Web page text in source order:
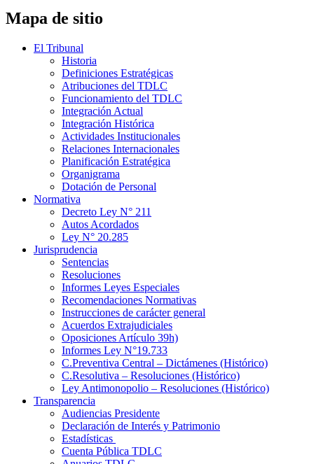
Mapa de sitio
El Tribunal
Historia
Definiciones Estratégicas
Atribuciones del TDLC
Funcionamiento del TDLC
Integración Actual
Integración Histórica
Actividades Institucionales
Relaciones Internacionales
Planificación Estratégica
Organigrama
Dotación de Personal
Normativa
Decreto Ley N° 211
Autos Acordados
Ley N° 20.285
Jurisprudencia
Sentencias
Resoluciones
Informes Leyes Especiales
Recomendaciones Normativas
Instrucciones de carácter general
Acuerdos Extrajudiciales
Oposiciones Artículo 39h)
Informes Ley N°19.733
C.Preventiva Central – Dictámenes (Histórico)
C.Resolutiva – Resoluciones (Histórico)
Ley Antimonopolio – Resoluciones (Histórico)
Transparencia
Audiencias Presidente
Declaración de Interés y Patrimonio
Estadísticas
Cuenta Pública TDLC